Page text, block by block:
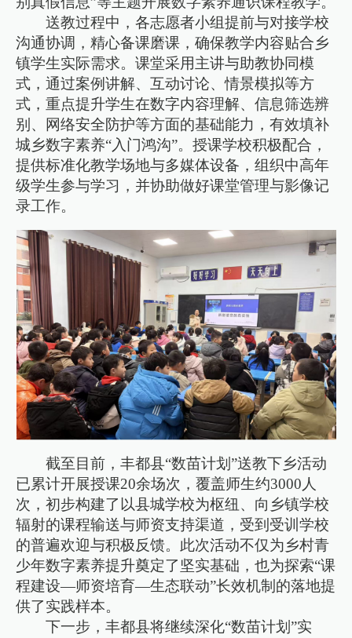
送教过程中，各志愿者小组提前与对接学校
沟通协调，精心备课磨课，确保教学内容贴合乡
镇学生实际需求。课堂采用主讲与助教协同模
式，通过案例讲解、互动讨论、情景模拟等方
式，重点提升学生在数字内容理解、信息筛选辨
别、网络安全防护等方面的基础能力，有效填补
城乡数字素养“入门鸿沟”。授课学校积极配合，
提供标准化教学场地与多媒体设备，组织中高年
级学生参与学习，并协助做好课堂管理与影像记
录工作。
截至目前，丰都县“数苗计划”送教下乡活动
已累计开展授课20余场次，覆盖师生约3000人
次，初步构建了以县城学校为枢纽、向乡镇学校
辐射的课程输送与师资支持渠道，受到受训学校
的普遍欢迎与积极反馈。此次活动不仅为乡村青
少年数字素养提升奠定了坚实基础，也为探索“课
程建设—师资培育—生态联动”长效机制的落地提
供了实践样本。
下一步，丰都县将继续深化“数苗计划”实